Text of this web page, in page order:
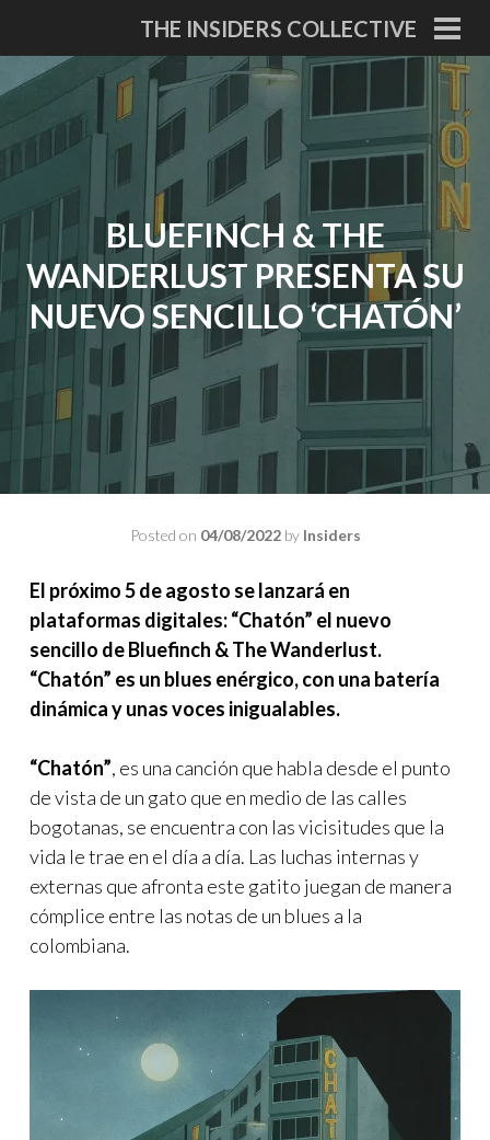
content
THE INSIDERS COLLECTIVE
BLUEFINCH & THE
WANDERLUST PRESENTA SU
NUEVO SENCILLO ‘CHATÓN’
Posted on 04/08/2022by Insiders
El próximo 5 de agosto se lanzará en
plataformas digitales: “Chatón” el nuevo
sencillo de Bluefinch & The Wanderlust.
“Chatón” es un blues enérgico, con una batería
dinámica y unas voces inigualables.
“Chatón”, es una canción que habla desde el punto
de vista de un gato que en medio de las calles
bogotanas, se encuentra con las vicisitudes que la
vida le trae en el día a día. Las luchas internas y
externas que afronta este gatito juegan de manera
cómplice entre las notas de un blues a la
colombiana.